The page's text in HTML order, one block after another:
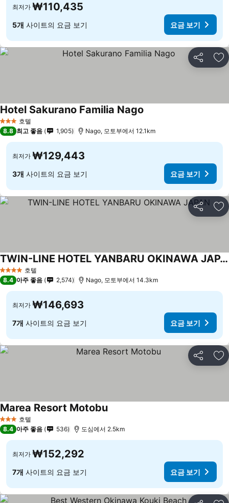
최저가 ₩110,435
5개 사이트의 요금 보기 요금 보기
공유 즐
3 성급 호텔
Hotel Sakurano Familia Nago
8.8 최고 좋음 1,905 Nago, 모토부에서 12.1km
최저가 ₩129,443
3개 사이트의 요금 보기 요금 보기
공유 즐
4 성급 호텔
TWIN-LINE HOTEL YANBARU OKINAWA JAPAN
8.4 아주 좋음 2,574 Nago, 모토부에서 14.3km
최저가 ₩146,693
7개 사이트의 요금 보기 요금 보기
공유 즐
3 성급 호텔
Marea Resort Motobu
8.4 아주 좋음 536 도심에서 2.5km
최저가 ₩152,292
7개 사이트의 요금 보기 요금 보기